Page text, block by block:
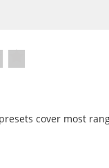
cover most